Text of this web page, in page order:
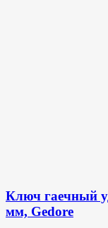
Ключ гаечный
мм, Gedore